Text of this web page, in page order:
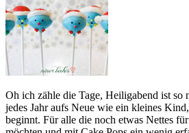
Oh ich zähle die Tage, Heiligabend ist so
jedes Jahr aufs Neue wie ein kleines
beginnt. Für alle die noch etwas Nettes